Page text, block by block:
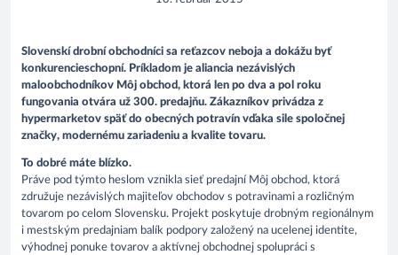
Slovenskí drobní obchodníci sa reťazcov neboja a dokážu byť
konkurencieschopní. Príkladom je aliancia nezávislých
maloobchodníkov Môj obchod, ktorá len po dva a pol roku
fungovania otvára už 300. predajňu. Zákazníkov privádza z
hypermarketov späť do obecných potravín vďaka sile spoločnej
značky, modernému zariadeniu a kvalite tovaru.
To dobré máte blízko.
Práve pod týmto heslom vznikla sieť predajní Môj obchod, ktorá
združuje nezávislých majiteľov obchodov s potravinami a rozličným
tovarom po celom Slovensku. Projekt poskytuje drobným regionálnym
i mestským predajniam balík podpory založený na ucelenej identite,
výhodnej ponuke tovarov a aktívnej obchodnej spolupráci s